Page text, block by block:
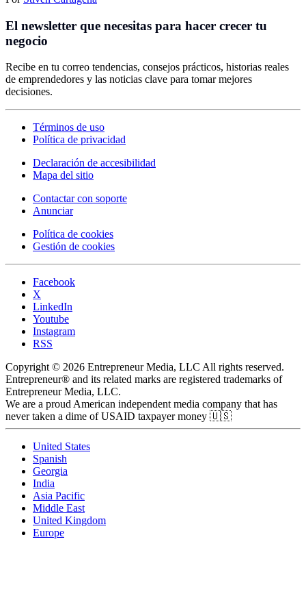
El newsletter que necesitas para hacer crecer tu
negocio
Recibe en tu correo tendencias, consejos prácticos, historias reales
de emprendedores y las noticias clave para tomar mejores
decisiones.
Términos de uso
Política de privacidad
Declaración de accesibilidad
Mapa del sitio
Contactar con soporte
Anunciar
Política de cookies
Gestión de cookies
Facebook
X
LinkedIn
Youtube
Instagram
RSS
Copyright © 2026 Entrepreneur Media, LLC All rights reserved.
Entrepreneur® and its related marks are registered trademarks of
Entrepreneur Media, LLC.
We are a proud American independent media company that has
never taken a dime of USAID taxpayer money 🇺🇸
United States
Spanish
Georgia
India
Asia Pacific
Middle East
United Kingdom
Europe